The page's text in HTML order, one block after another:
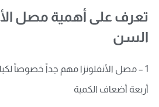
تعرف على أهمية مصل
السن
1 – مصل الأنفلونزا مهم جداً خصوصاً
أربعة أضعاف الكمية